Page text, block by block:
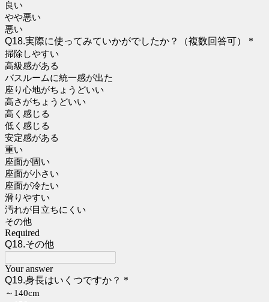
良い
やや悪い
悪い
Q18.実際に使ってみていかがでしたか？（複数回答可） *
掃除しやすい
高級感がある
バスルームに統一感が出た
座り心地がちょうどいい
高さがちょうどいい
高く感じる
低く感じる
安定感がある
重い
座面が固い
座面が小さい
座面が冷たい
滑りやすい
汚れが目立ちにくい
その他
Required
Q18.その他
Your answer
Q19.身長はいくつですか？ *
～140cm